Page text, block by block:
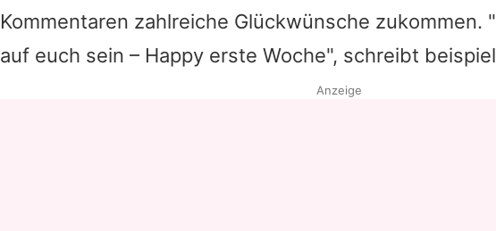
Kommentaren zahlreiche Glückwünsche zukommen.
auf euch sein – Happy erste Woche", schreibt
Anzeige